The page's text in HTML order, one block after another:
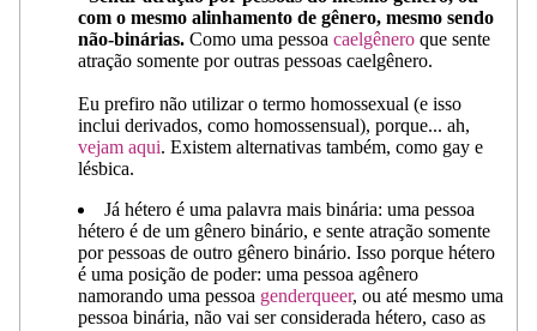
com o mesmo alinhamento de gênero, mesmo sendo
não-binárias. Como uma pessoa caelgênero que sente
atração somente por outras pessoas caelgênero.
Eu prefiro não utilizar o termo homossexual (e isso
inclui derivados, como homossensual), porque... ah,
vejam aqui. Existem alternativas também, como gay e
lésbica.
Já hétero é uma palavra mais binária: uma pessoa
hétero é de um gênero binário, e sente atração somente
por pessoas de outro gênero binário. Isso porque hétero
é uma posição de poder: uma pessoa agênero
namorando uma pessoa genderqueer, ou até mesmo uma
pessoa binária, não vai ser considerada hétero, caso as